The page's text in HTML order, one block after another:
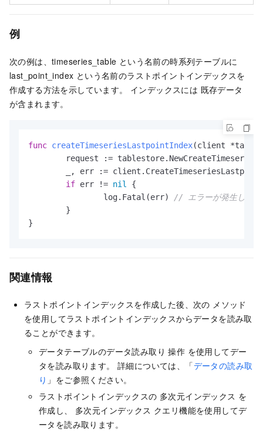
例
次の例は、timeseries_table という名前の時系列テーブルに
last_point_index という名前のラストポイントインデックスを
作成する方法を示しています。 インデックスには 既存データ
が含まれます。
func createTimeseriesLastpointIndex(client
request :=
_, err :=
if err != nil
{
		log.Fatal(err)
// エラーが発生した場
}
関連情報
ラストポイントインデックスを作成した後、次の メソッド
を使用してラストポイントインデックスからデータを読み取
ることができます。
データテーブルのデータ読み取り 操作 を使用してデー
タを読み取ります。 詳細については、「データの読み取
り 」をご参照ください。
ラストポイントインデックスの 多次元インデックス を
作成し、 多次元インデックス クエリ機能を使用してデ
ータを読み取ります。